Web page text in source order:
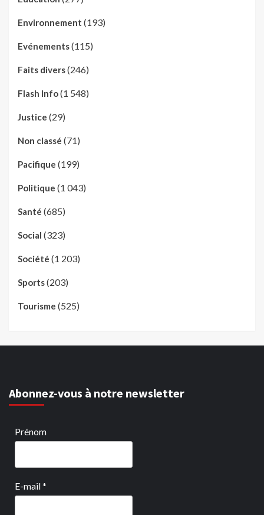
Environnement (193)
Evénements(115)
Faits divers(246)
Flash Info(1 548)
Justice (29)
Non classé (71)
Pacifique (199)
Politique (1 043)
Santé (685)
Social (323)
Société (1 203)
Sports(203)
Tourisme (525)
Abonnez-vous à notre newsletter
Prénom
E-mail*